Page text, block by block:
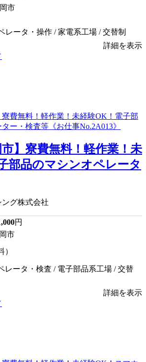
市
レータ・操作 / 家電系工場 / 交替制
詳細を表示
市】寮費無料！軽作業！未
部品のマシンオペレータ
グ株式会社
円
市
）
レータ・検査 / 電子部品系工場 / 交替
詳細を表示